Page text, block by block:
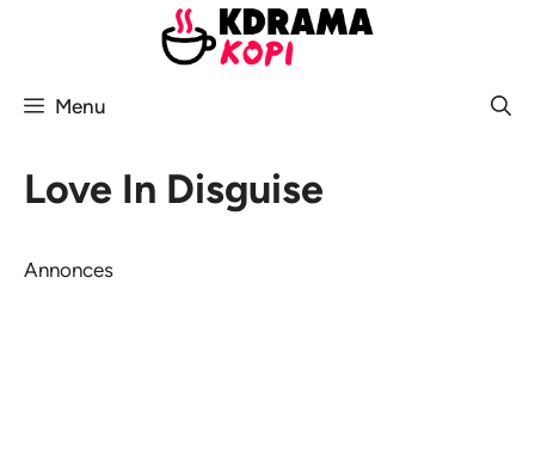
Menu
Love In Disguise
Annonces